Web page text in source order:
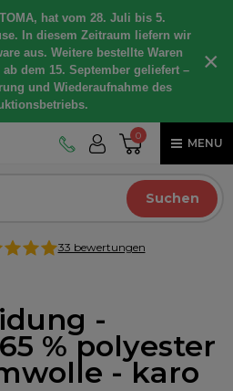
hat vom 28. Juli bis 5.
In diesem Zeitraum liefern wir
aus. Weitere bestellte Waren
dem 15. September geliefert –
und Wiederaufnahme des
×
0
MENU
Suchen
33 bewertungen
-
% polyester
- karo